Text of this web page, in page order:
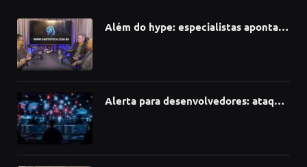
Além do hype: especialistas apontam
Alerta para desenvolvedores: ataque